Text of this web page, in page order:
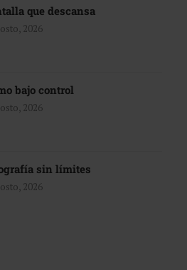
que descansa
2026
bajo control
2026
sin límites
2026